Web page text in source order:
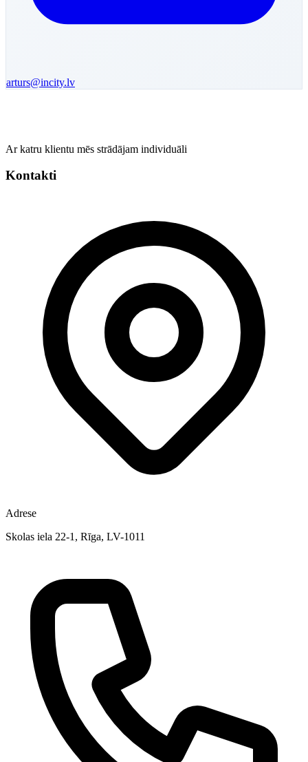
arturs@incity.lv
Ar katru klientu mēs strādājam individuāli
Kontakti
Adrese
Skolas iela 22-1, Rīga, LV-1011